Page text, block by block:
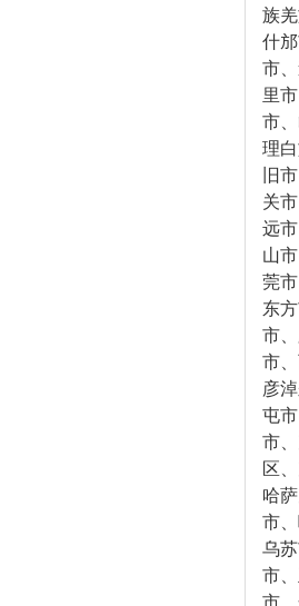
族
什
市
里
市
理
旧
关
远
山
莞
东
市
市
彦
屯
市
区
哈
市
乌
市
市